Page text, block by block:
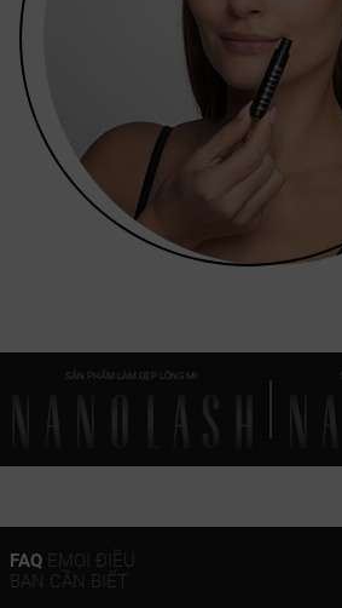
SẢN PHẨM LÀM ĐẸP LÔNG MI
FAQEMỌI ĐIỀU
BẠN CẦN BIẾT